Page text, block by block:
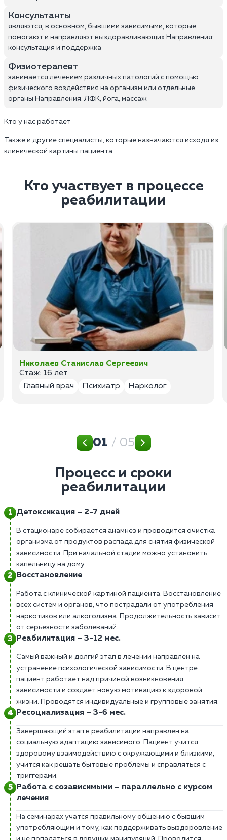
Консультанты
являются, в основном, бывшими зависимыми, которые
помогают и направляют выздоравливающих Направления:
консультация и поддержка
Физиотерапевт
занимается лечением различных патологий с помощью
физического воздействия на организм или отдельные
органы Направления: ЛФК, йога, массаж
Кто у нас работает
Также и другие специалисты, которые назначаются исходя из
клинической картины пациента.
Кто участвует в процессе
реабилитации
Николаев Станислав Сергеевич
Стаж: 16 лет
Главный врач
Психиатр Нарколог
01 / 05
Процесс и сроки
реабилитации
Детоксикация – 2-7 дней
В стационаре собирается анамнез и проводится очистка
организма от продуктов распада для снятия физической
зависимости. При начальной стадии можно установить
капельницу на дому.
Восстановление
Работа с клинической картиной пациента. Восстановление
всех систем и органов, что пострадали от употребления
наркотиков или алкоголизма. Продолжительность зависит
от серьезности заболеваний.
Реабилитация – 3-12 мес.
Самый важный и долгий этап в лечении направлен на
устранение психологической зависимости. В центре
пациент работает над причиной возникновения
зависимости и создает новую мотивацию к здоровой
жизни. Проводятся индивидуальные и групповые занятия.
Ресоциализация – 3-6 мес.
Завершающий этап в реабилитации направлен на
социальную адаптацию зависимого. Пациент учится
здоровому взаимодействию с окружающими и близкими,
учится как решать бытовые проблемы и справляться с
триггерами.
Работа с созависимыми – параллельно с курсом
лечения
На семинарах учатся правильному общению с бывшим
употребляющим и тому, как поддерживать выздоровление